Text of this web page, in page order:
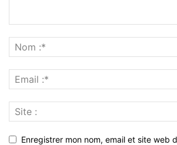
Enregistrer mon nom, email et site web